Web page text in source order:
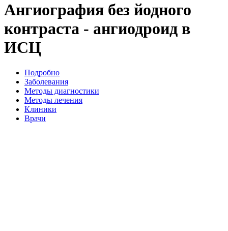
Ангиография без йодного
контраста - ангиодроид в
ИСЦ
Подробно
Заболевания
Методы диагностики
Методы лечения
Клиники
Врачи